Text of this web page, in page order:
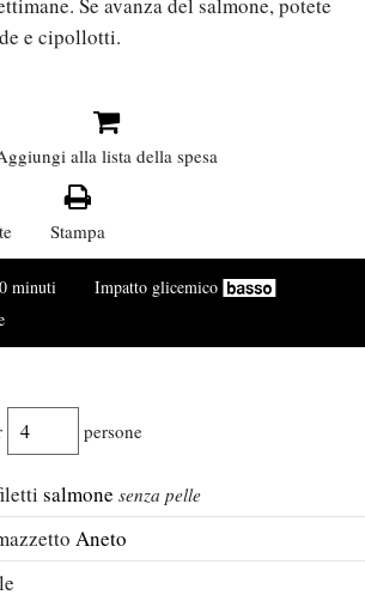
e cipollotti.
alla lista della spesa
Stampa
minuti
Impatto glicemico
persone
salmone senza pelle
Aneto